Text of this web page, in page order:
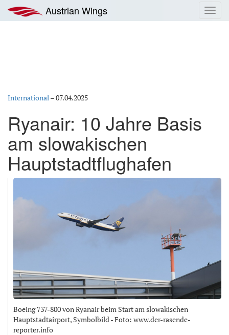
Inhalt
springen
Austrian Wings
International–07.04.2025
Ryanair: 10 Jahre Basis
am slowakischen
Hauptstadtflughafen
Boeing 737-800 von Ryanair beim Start am slowakischen
Hauptstadtairport, Symbolbild - Foto: www.der-rasende-
reporter.info